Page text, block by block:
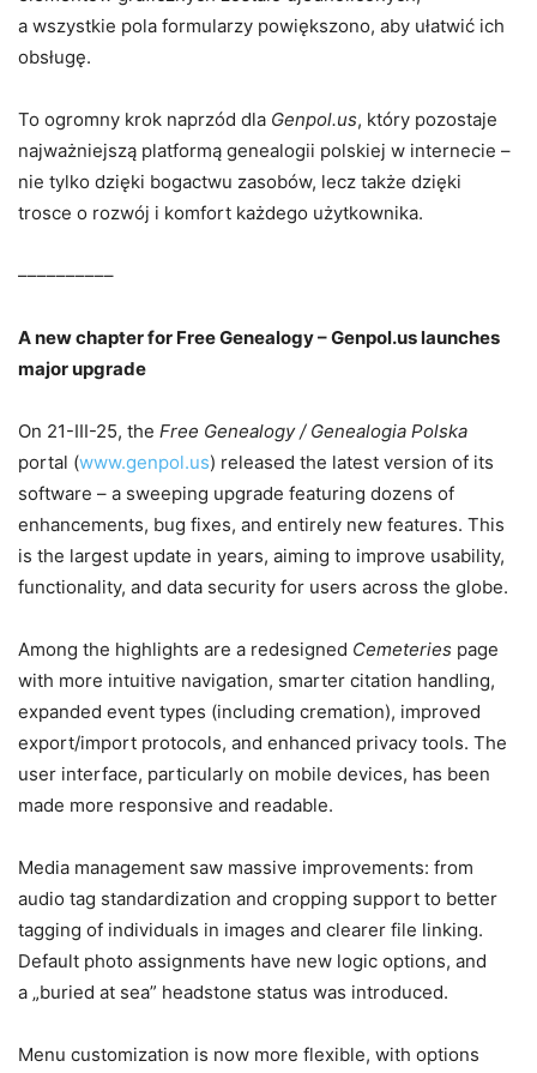
a wszystkie pola formularzy powiększono, aby ułatwić ich
obsługę.
To ogromny krok naprzód dla Genpol.us, który pozostaje
najważniejszą platformą genealogii polskiej w internecie –
nie tylko dzięki bogactwu zasobów, lecz także dzięki
trosce o rozwój i komfort każdego użytkownika.
––––––––––
A new chapter for Free Genealogy – Genpol.us launches
major upgrade
On 21-III-25, the Free Genealogy / Genealogia Polska
portal (www.genpol.us) released the latest version of its
software – a sweeping upgrade featuring dozens of
enhancements, bug fixes, and entirely new features. This
is the largest update in years, aiming to improve usability,
functionality, and data security for users across the globe.
Among the highlights are a redesigned Cemeteries page
with more intuitive navigation, smarter citation handling,
expanded event types (including cremation), improved
export/import protocols, and enhanced privacy tools. The
user interface, particularly on mobile devices, has been
made more responsive and readable.
Media management saw massive improvements: from
audio tag standardization and cropping support to better
tagging of individuals in images and clearer file linking.
Default photo assignments have new logic options, and
a „buried at sea” headstone status was introduced.
Menu customization is now more flexible, with options